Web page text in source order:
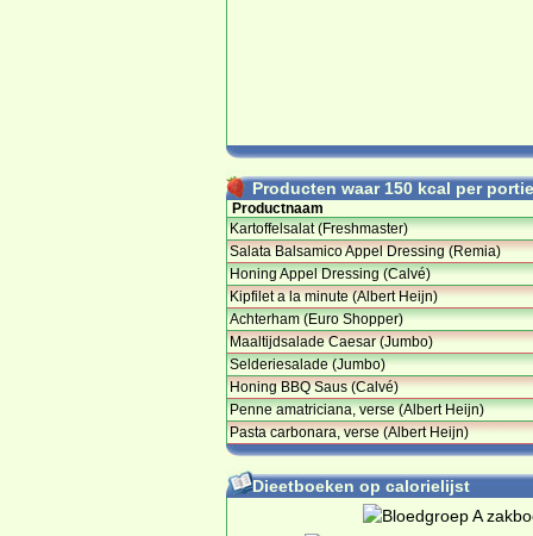
Producten waar 150 kcal per
Productnaam
Kartoffelsalat (Freshmaster)
Salata Balsamico Appel Dressing (Remia)
Honing Appel Dressing (Calvé)
Kipfilet a la minute (Albert Heijn)
Achterham (Euro Shopper)
Maaltijdsalade Caesar (Jumbo)
Selderiesalade (Jumbo)
Honing BBQ Saus (Calvé)
Penne amatriciana, verse (Albert Heijn)
Pasta carbonara, verse (Albert Heijn)
Dieetboeken op calorielijst